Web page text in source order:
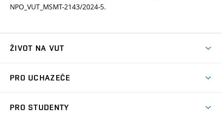
NPO_VUT_MSMT-2143/2024-5.
ŽIVOT NA VUT
Koleje
PRO UCHAZEČE
PRO STUDENTY